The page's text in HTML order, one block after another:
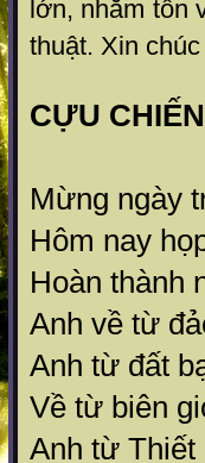
lớn, nhằm tôn
thuật. Xin
CỰU
Mừng ngày
Hôm nay
Hoàn thành
Anh về từ
Anh từ đất
Về từ biên
Anh từ